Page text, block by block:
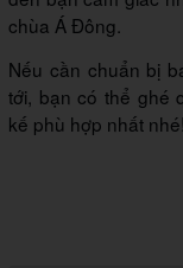
chùa Á Đông.
Nếu cần chuẩn bị
tới, bạn có thể ghé
kế phù hợp nhất nhé!